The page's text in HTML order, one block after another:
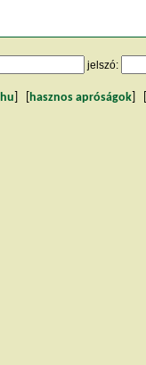
jelszó:
hasznos apróságok